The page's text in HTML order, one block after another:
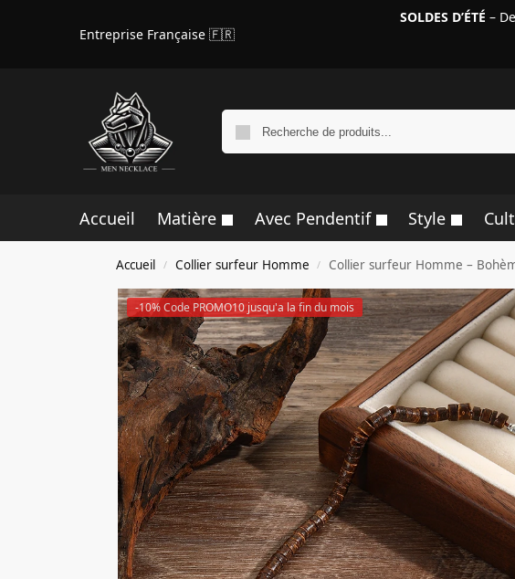
Entreprise Française 🇫🇷
SOLDES D’ÉTÉ –
Accueil Matière Avec Pendentif Style
Accueil / Collier surfeur Homme / Collier surfeur Homme –
-10% Code PROMO10 jusqu'a la fin du mois